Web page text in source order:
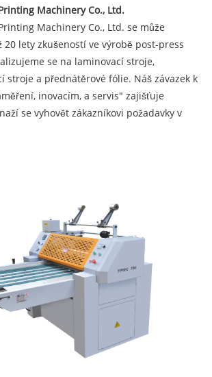
Machinery Co., Ltd.
Machinery Co., Ltd. se může
lety zkušeností ve výrobě post-press
se na laminovací stroje,
stroje a přednátěrové fólie. Náš závazek k
inovacím, a servis" zajišťuje
se vyhovět zákazníkovi požadavky v